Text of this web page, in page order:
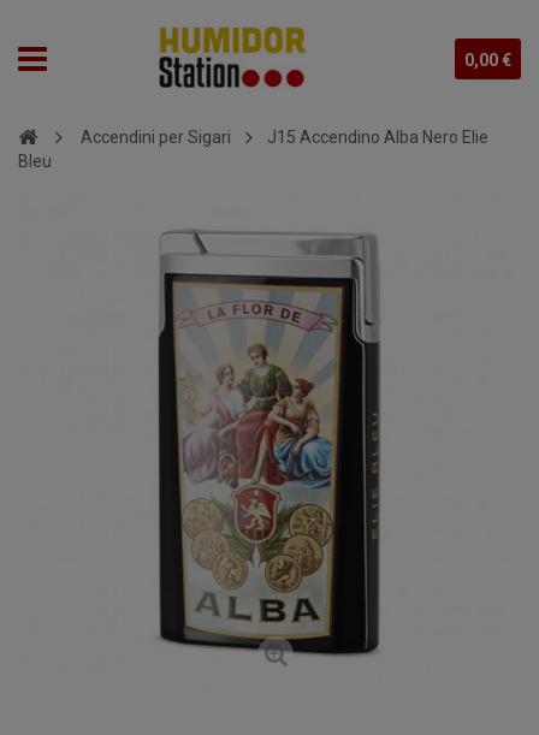
0,00 €
Accendini per Sigari
J15 Accendino Alba Nero Elie
Bleu